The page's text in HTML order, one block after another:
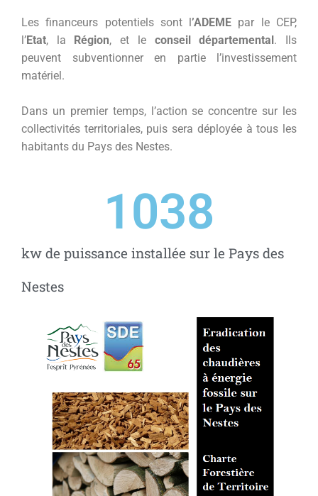
Les financeurs potentiels sont l’ADEME par le CEP,
l’Etat, la Région, et le conseil départemental. Ils
peuvent subventionner en partie l’investissement
matériel.
Dans un premier temps, l’action se concentre sur les
collectivités territoriales, puis sera déployée à tous les
habitants du Pays des Nestes.
kw de puissance installée sur le Pays des
Nestes
1100